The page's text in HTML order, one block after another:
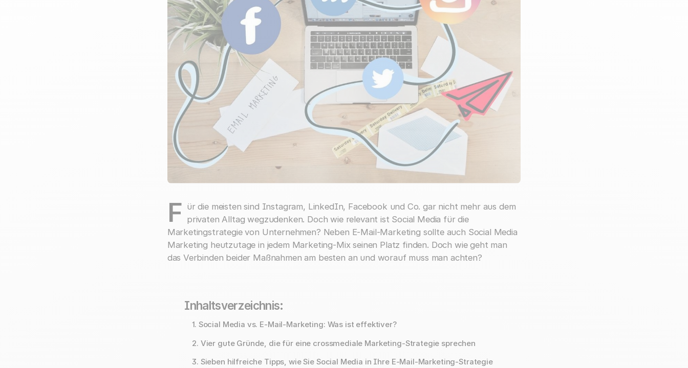
F ür die meisten sind Instagram, LinkedIn, Facebook und Co. gar nicht mehr aus dem
privaten Alltag wegzudenken. Doch wie relevant ist Social Media für die
Marketingstrategie von Unternehmen? Neben E-Mail-Marketing sollte auch Social Media
Marketing heutzutage in jedem Marketing-Mix seinen Platz finden. Doch wie geht man
das Verbinden beider Maßnahmen am besten an und worauf muss man achten?
Inhaltsverzeichnis:
1. Social Media vs. E-Mail-Marketing: Was ist effektiver?
2. Vier gute Gründe, die für eine crossmediale Marketing-Strategie sprechen
3. Sieben hilfreiche Tipps, wie Sie Social Media in Ihre E-Mail-Marketing-Strategie